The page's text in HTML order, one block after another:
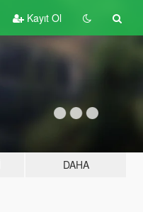
Kayıt Ol
DAHA